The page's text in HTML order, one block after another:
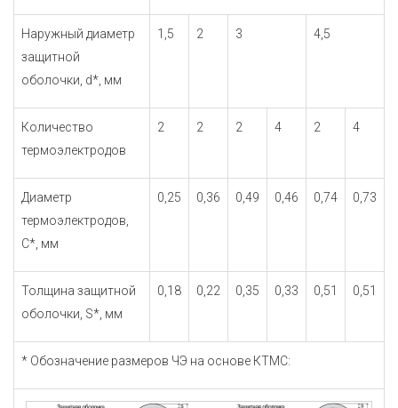
Наружный диаметр
защитной
оболочки, d*, мм
1,5 2 3 4,5
Количество
термоэлектродов
2 2 2 4 2 4
Диаметр
термоэлектродов,
C*, мм
0,25 0,36 0,49 0,46 0,74 0,73
Толщина защитной
оболочки, S*, мм
0,18 0,22 0,35 0,33 0,51 0,51
* Обозначение размеров ЧЭ на основе КТМС: